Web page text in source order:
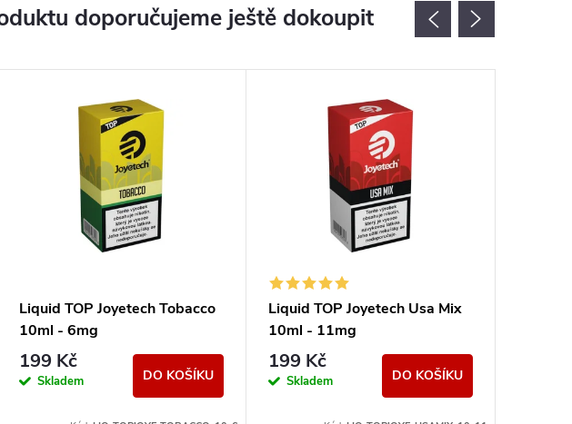
doporučujeme ještě dokoupit
Liquid TOP Joyetech Tobacco
10ml - 6mg
199 Kč
Skladem DO KOŠÍKU
Liquid TOP Joyetech Usa Mix
10ml - 11mg
199 Kč
Skladem DO KOŠÍKU